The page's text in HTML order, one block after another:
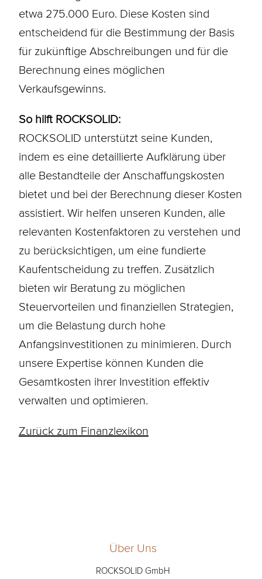
etwa 275.000 Euro. Diese Kosten sind
entscheidend für die Bestimmung der Basis
für zukünftige Abschreibungen und für die
Berechnung eines möglichen
Verkaufsgewinns.
So hilft ROCKSOLID:
ROCKSOLID unterstützt seine Kunden,
indem es eine detaillierte Aufklärung über
alle Bestandteile der Anschaffungskosten
bietet und bei der Berechnung dieser Kosten
assistiert. Wir helfen unseren Kunden, alle
relevanten Kostenfaktoren zu verstehen und
zu berücksichtigen, um eine fundierte
Kaufentscheidung zu treffen. Zusätzlich
bieten wir Beratung zu möglichen
Steuervorteilen und finanziellen Strategien,
um die Belastung durch hohe
Anfangsinvestitionen zu minimieren. Durch
unsere Expertise können Kunden die
Gesamtkosten ihrer Investition effektiv
verwalten und optimieren.
Zurück zum Finanzlexikon
Über Uns
ROCKSOLID GmbH